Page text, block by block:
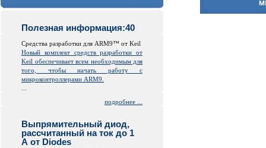
Полезная информация:40
Средства разработки для ARM9™ от Keil
Новый комплект средств разработки от
Keil обеспечивает всем необходимым для
того, чтобы начать работу с
микроконтроллерами ARM9.
подробнее ...
Выпрямительный диод,
рассчитанный на ток до 1
А от Diodes